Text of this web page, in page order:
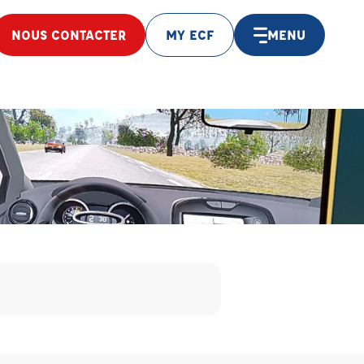
NOUS CONTACTER MY ECF MENU